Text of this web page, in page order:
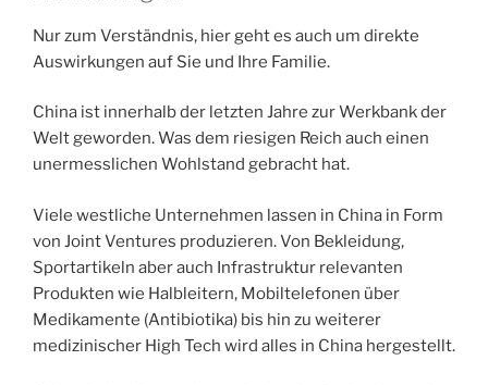
Nur zum Verständnis, hier geht es auch um direkte
Auswirkungen auf Sie und Ihre Familie.
China ist innerhalb der letzten Jahre zur Werkbank der
Welt geworden. Was dem riesigen Reich auch einen
unermesslichen Wohlstand gebracht hat.
Viele westliche Unternehmen lassen in China in Form
von Joint Ventures produzieren. Von Bekleidung,
Sportartikeln aber auch Infrastruktur relevanten
Produkten wie Halbleitern, Mobiltelefonen über
Medikamente (Antibiotika) bis hin zu weiterer
medizinischer High Tech wird alles in China hergestellt.